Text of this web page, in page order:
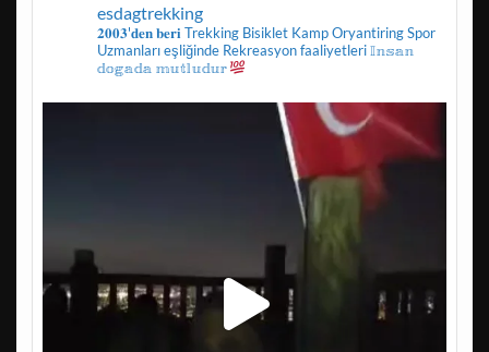
esdagtrekking
𝟐𝟎𝟎𝟑'𝐝𝐞𝐧 𝐛𝐞𝐫𝐢 TrekkingBisikletKampOryantiringSpor
Uzmanları eşliğinde Rekreasyon faaliyetleri𝕀𝕟𝕤𝕒𝕟
𝕕𝕠𝕘𝕒𝕕𝕒 𝕞𝕦𝕥𝕝𝕦𝕕𝕦𝕣